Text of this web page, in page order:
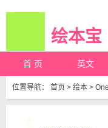
绘本宝
首 页 英文
位置导航： 首页 > 绘本 >